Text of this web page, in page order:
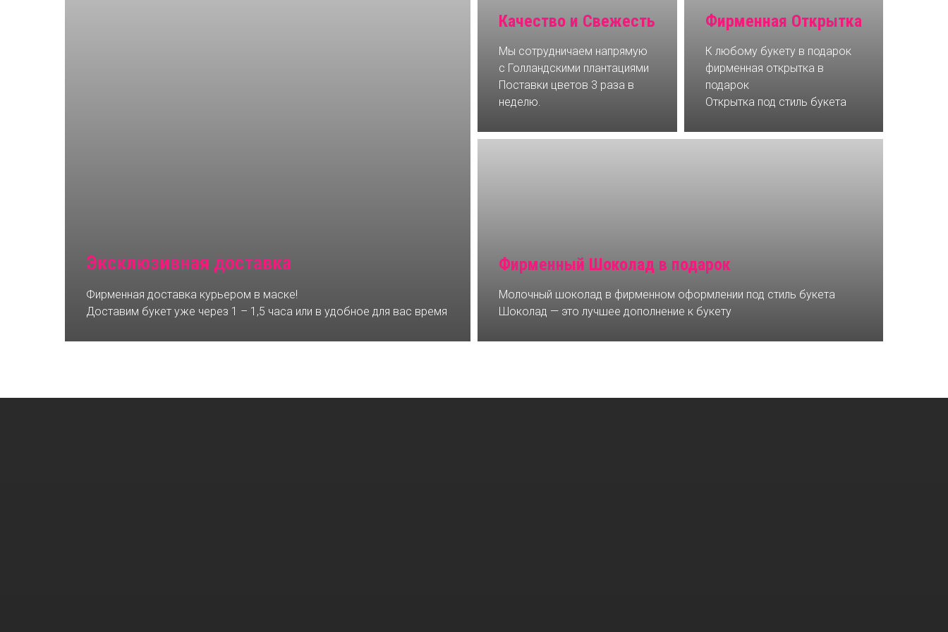
Эксклюзивная доставка
Фирменная доставка курьером в маске!
Доставим букет уже через 1 – 1,5 часа или в удобное для вас время
Качество и Свежесть
Мы сотрудничаем напрямую
с Голландскими плантациями
Поставки цветов 3 раза в
неделю.
Фирменная Открытка
К любому букету в подарок
фирменная открытка в
подарок
Открытка под стиль букета
Фирменный Шоколад в подарок
Молочный шоколад в фирменном оформлении под стиль букета
Шоколад — это лучшее дополнение к букету